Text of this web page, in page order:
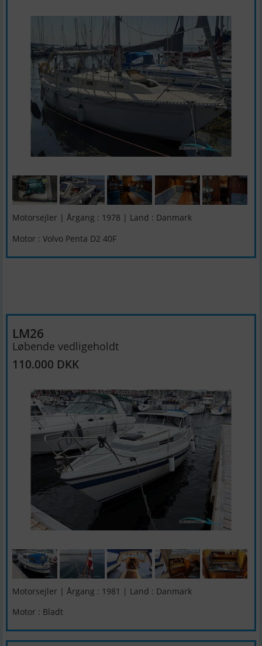
Motorsejler | Årgang : 1978 | Land : Danmark
Motor : Volvo Penta D2 40F
LM26
Løbende vedligeholdt
110.000 DKK
Motorsejler | Årgang : 1981 | Land : Danmark
Motor : Bladt